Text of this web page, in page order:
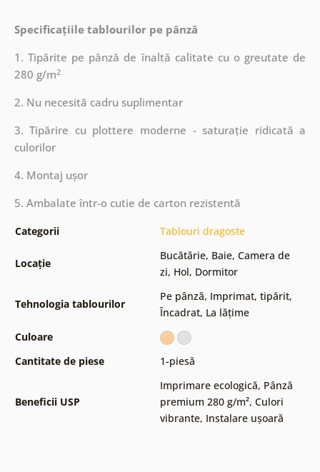
Specificațiile tablourilor pe pânză
1. Tipărite pe pânză de înaltă calitate cu o greutate de
280 g/m2
2. Nu necesită cadru suplimentar
3. Tipărire cu plottere moderne - saturație ridicată a
culorilor
4. Montaj ușor
5. Ambalate într-o cutie de carton rezistentă
Categorii Tablouri dragoste
Locație
Bucătărie, Baie, Camera de
zi, Hol, Dormitor
Tehnologia tablourilor
Pe pânză, Imprimat, tipărit,
Încadrat, La lățime
Culoare
Cantitate de piese
1-piesă
Beneficii USP
Imprimare ecologică, Pânză
premium 280 g/m², Culori
vibrante, Instalare ușoară